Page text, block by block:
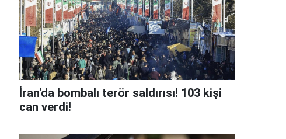
İran'da bombalı terör saldırısı! 103 kişi
can verdi!